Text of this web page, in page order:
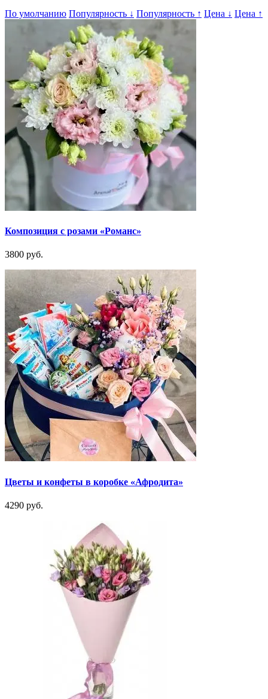
По умолчанию Популярность ↓ Популярность ↑ Цена ↓ Цена ↑
Композиция с розами «Романс»
3800 руб.
Цветы и конфеты в коробке «Афродита»
4290 руб.